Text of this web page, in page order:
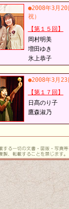
●2008年3月20
祝）
【第１５回】
岡村明美
増田ゆき
氷上恭子
●2008年3月23
【第１７回】
日髙のり子
鷹森淑乃